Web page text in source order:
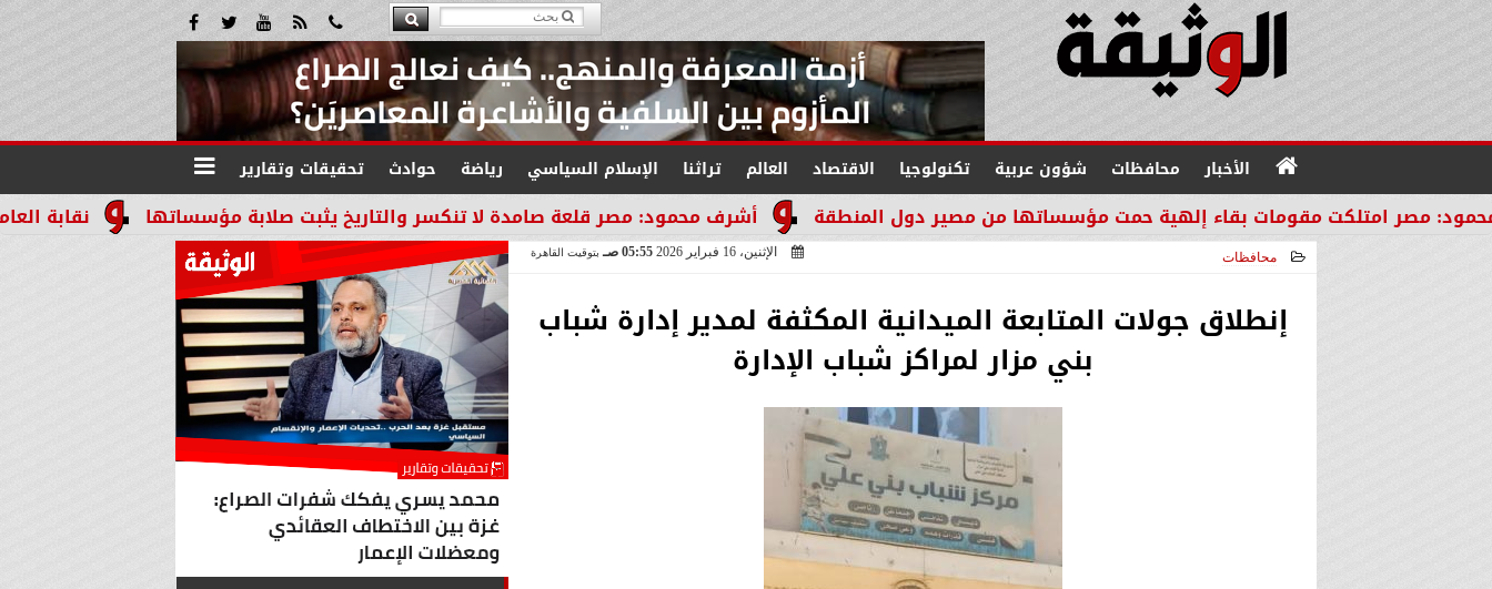
الأخبار محافظات شؤون عربية تكنولوجيا الاقتصاد العالم تراثنا الإسلام السياسي رياضة حوادث تحقيقات وتقارير
نقابة العاملين أشرف محمود: مصر قلعة صامدة لا تنكسر والتاريخ يثبت صلابة مؤسساتها مقومات بقاء إلهية حمت مؤسساتها من مصير دول المنطقة
محافظات الإثنين، 16 فبراير 2026 05:55 صـ بتوقيت القاهرة
إنطلاق جولات المتابعة الميدانية المكثفة لمدير إدارة شباب
بني مزار لمراكز شباب الإدارة